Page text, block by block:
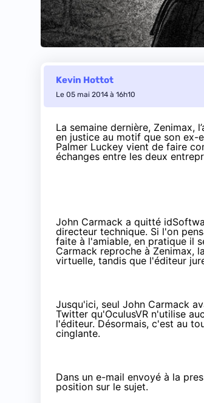
Kevin Hottot
Le 05 mai 2014 à 16h10
La semaine dernière, Zenimax,
en justice au motif que son ex-
Palmer Luckey vient de faire
échanges entre les deux
John Carmack a quitté
directeur technique. Si l'on
faite à l'amiable, en pratique il
Carmack reproche à Zenimax,
virtuelle, tandis que l'éditeur
Jusqu'ici, seul John Carmack
Twitter qu'OculusVR n'utilise
l'éditeur. Désormais, c'est au
cinglante.
Dans un e-mail envoyé à la
position sur le sujet.